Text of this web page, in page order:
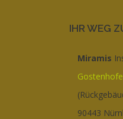
IHR WEG
Miramis
90443